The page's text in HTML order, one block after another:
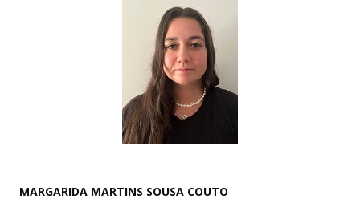
MARGARIDA MARTINS SOUSA COUTO